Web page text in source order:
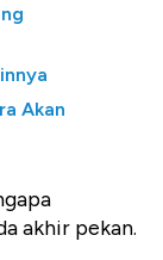
Akan
akhir pekan.